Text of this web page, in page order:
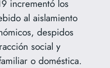
incrementó los
al aislamiento
despidos
social y
o doméstica.